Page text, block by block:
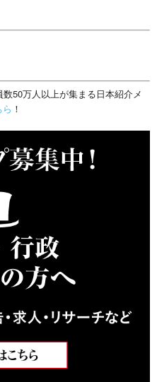
50万人以上が集まる日本紹介メ
！